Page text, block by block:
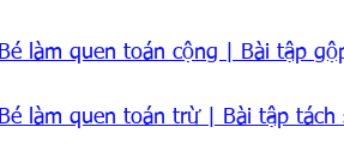
Bé làm quen toán cộng | Bài tập
Bé làm quen toán trừ | Bài tập tách